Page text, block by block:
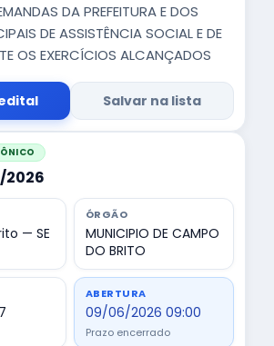
DA PREFEITURA E DOS
DE ASSISTÊNCIA SOCIAL E DE
OS EXERCÍCIOS ALCANÇADOS
Salvar na lista
2026
— SE
ÓRGÃO
MUNICIPIO DE CAMPO
DO BRITO
ABERTURA
09/06/2026 09:00
Prazo encerrado